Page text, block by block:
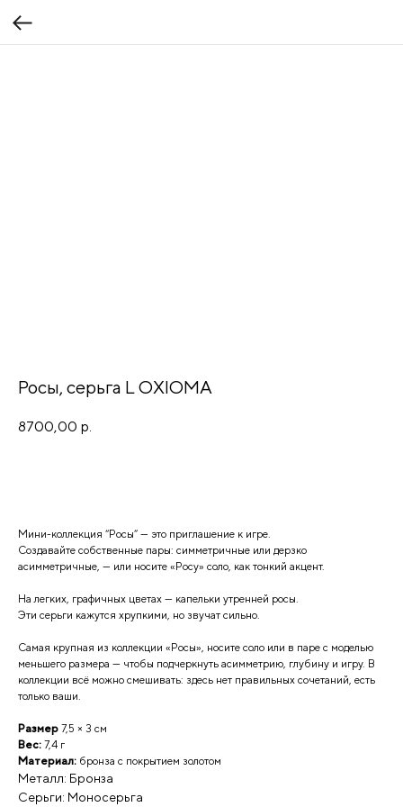
Росы, серьга L OXIOMA
8700,00 р.
Мини-коллекция “Росы” — это приглашение к игре.
Создавайте собственные пары: симметричные или дерзко
асимметричные, — или носите «Росу» соло, как тонкий акцент.
На легких, графичных цветах — капельки утренней росы.
Эти серьги кажутся хрупкими, но звучат сильно.
Самая крупная из коллекции «Росы», носите соло или в паре с моделью
меньшего размера — чтобы подчеркнуть асимметрию, глубину и игру. В
коллекции всё можно смешивать: здесь нет правильных сочетаний, есть
только ваши.
Размер 7,5 × 3 см
Вес: 7,4 г
Материал: бронза с покрытием золотом
Металл: Бронза
Серьги: Моносерьга